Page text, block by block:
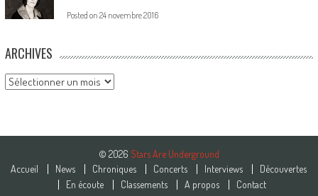
Posted on 24 novembre 2016
ARCHIVES
Archives
© 2026 Stars Are Underground
Accueil
News Chroniques Concerts Interviews
Découvertes
En écoute
Classements A propos Contact